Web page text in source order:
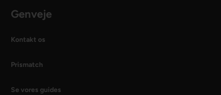
Genveje
Kontakt os
Prismatch
Se vores guides